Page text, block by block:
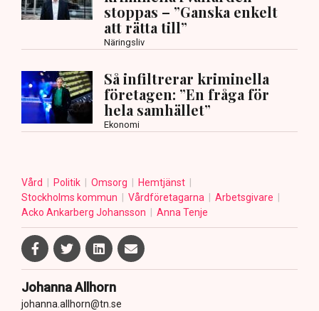
stoppas – ”Ganska enkelt
att rätta till”
Näringsliv
Så infiltrerar kriminella
företagen: ”En fråga för
hela samhället”
Ekonomi
Vård Politik Omsorg
Hemtjänst
Stockholms kommun
Vårdföretagarna
Arbetsgivare
Acko Ankarberg Johansson
Anna Tenje
Johanna Allhorn
johanna.allhorn@tn.se